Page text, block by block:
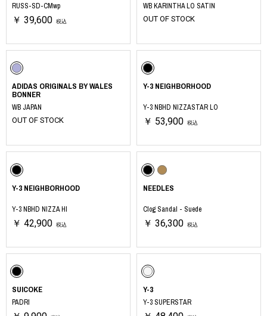
RUSS-SD-CMwp
￥ 39,600 税込
WB KARINTHA LO SATIN
OUT OF STOCK
ADIDAS ORIGINALS BY WALES
BONNER
WB JAPAN
OUT OF STOCK
Y-3 NEIGHBORHOOD
Y-3 NBHD NIZZASTAR LO
￥ 53,900 税込
Y-3 NEIGHBORHOOD
Y-3 NBHD NIZZA HI
￥ 42,900 税込
NEEDLES
Clog Sandal - Suede
￥ 36,300 税込
SUICOKE
PADRI
Y-3
Y-3 SUPERSTAR